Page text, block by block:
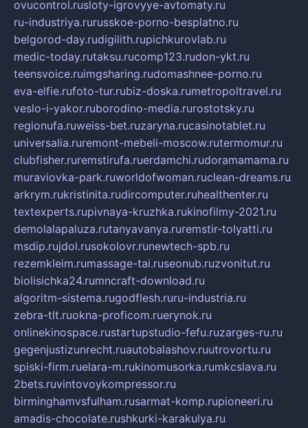
ovucontrol.rusloty-igrovyye-avtomaty.ru
ru-industriya.rurusskoe-porno-besplatno.ru
belgorod-day.rudigilith.rupichkurovlab.ru
medic-today.rutaksu.rucomp123.rudon-ykt.ru
teensvoice.ruimgsharing.rudomashnee-porno.ru
eva-elfie.rufoto-tur.rubiz-doska.rumetropoltravel.ru
veslo-i-yakor.ruborodino-media.rurostotsky.ru
regionufa.ruweiss-bet.ruzaryna.rucasinotablet.ru
universalia.ruremont-mebeli-moscow.rutermomur.ru
clubfisher.ruremstirufa.ruerdamchi.rudoramamama.ru
muraviovka-park.ruworldofwoman.ruclean-dreams.ru
arkrym.rukristinita.rudircomputer.ruhealthenter.ru
textexperts.rupivnaya-kruzhka.rukinofilmy-2021.ru
demolalapaluza.rutanyavanya.ruremstir-tolyatti.ru
msdip.rujdol.rusokolovr.runewtech-spb.ru
rezemkleim.rumassage-tai.ruseonub.ruzvonitut.ru
biolisichka24.rumncraft-download.ru
algoritm-sistema.rugodflesh.ruru-industria.ru
zebra-tlt.ruokna-proficom.ruerynok.ru
onlinekinospace.rustartupstudio-fefu.ruzarges-ru.ru
gegenjustizunrecht.ruautobalashov.ruutrovortu.ru
spiski-firm.ruelara-m.rukinomusorka.rumkcslava.ru
2bets.ruvintovoykompressor.ru
birminghamvsfulham.rusarmat-komp.rupioneeri.ru
amadis-chocolate.rushkurki-karakulya.ru